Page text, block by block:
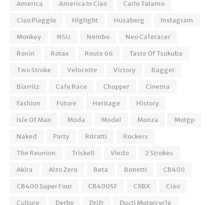
America
America In Ciao
Carlo Talamo
Ciao Piaggio
Higlight Husaberg
Instagram
Monkey
NSU Nembo
Neo Caferacer
Ronin
Rotax Route 66
Taste Of Tsukuba
Two Stroke
Velocette Victory
Bagger
Biarritz
Cafe Race Chopper
Cinema
Fashion
Future Heritage
History
Isle Of Man
Moda Model Monza
Motgp
Naked
Party Ritratti
Rockers
The Reunion
Triskell Viedo
2 Strokes
Akira
Alzo Zero Beta Bonetti
CB400
CB400 Super Four
CB400SF CXBX
Ciao
Culture
Derby Drift Ducti Motorcycle